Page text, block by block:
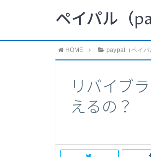
ペイパル（
HOME paypal（ペイパ
リバイブ
えるの？